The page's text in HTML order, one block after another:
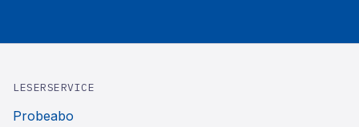
LESERSERVICE
Probeabo